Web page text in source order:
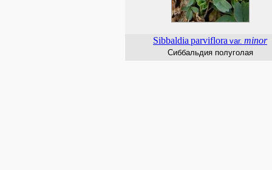
Sibbaldia parviflora var. minor
Сиббальдия полуголая